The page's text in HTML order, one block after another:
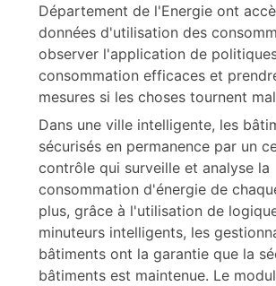
Département de l'Energie ont
données d'utilisation des
observer l'application de
consommation efficaces et
mesures si les choses tournent
Dans une ville intelligente, les
sécurisés en permanence par un
contrôle qui surveille et analyse la
consommation d'énergie de
plus, grâce à l'utilisation de
minuteurs intelligents, les
bâtiments ont la garantie que la
bâtiments est maintenue. Le